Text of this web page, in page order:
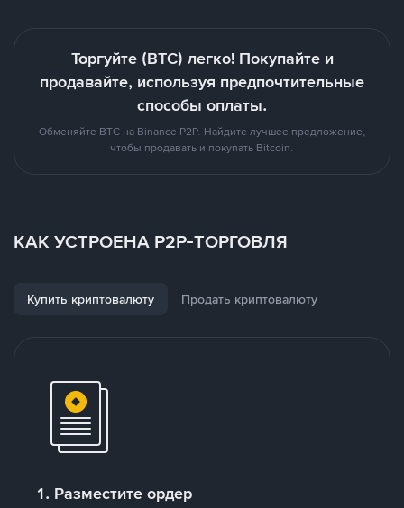
Торгуйте (BTC) легко! Покупайте и
продавайте, используя предпочтительные
способы оплаты.
Обменяйте BTC на Binance P2P. Найдите лучшее предложение,
чтобы продавать и покупать Bitcoin.
КАК УСТРОЕНА P2P-ТОРГОВЛЯ
Купить криптовалюту Продать криптовалюту
1. Разместите ордер